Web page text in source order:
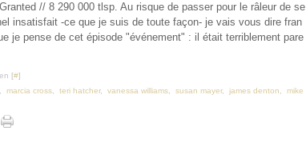
// 8 290 000 tlsp. Au risque de passer pour le râleur de se
insatisfait -ce que je suis de toute façon- je vais vous dire fran
je pense de cet épisode "événement" : il était terriblement pare
[#]
marcia cross teri hatcher, vanessa williams susan mayer, james denton
mike